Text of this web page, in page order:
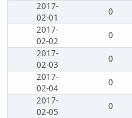
2017-
02-01
0
2017-
02-02
0
2017-
02-03
0
2017-
02-04
0
2017-
02-05
0